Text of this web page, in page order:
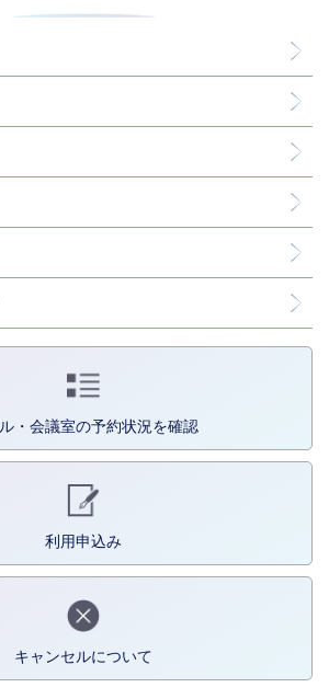
・会議室の予約状況を確認
利用申込み
キャンセルについて